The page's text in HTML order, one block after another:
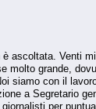
ascoltata. Venti
grande,
siamo con il
a Segretario
per